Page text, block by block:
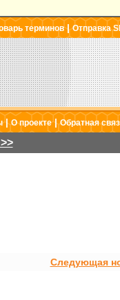
терминов|Отправка
|О проекте|Обратная
Следующая